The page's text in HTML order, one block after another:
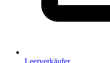
Leerverkäufer